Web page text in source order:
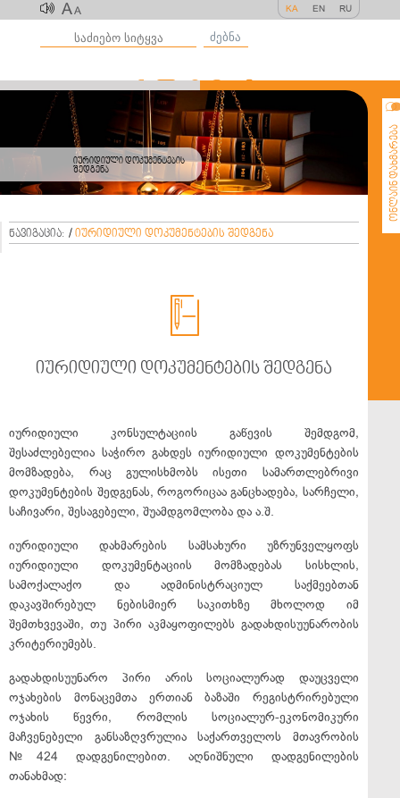
AA KA EN RU
ძებნა
იურიდიული დოკუმენტების
შედგენა
ონლაინ დახმარება
ნავიგაცია: / იურიდიული დოკუმენტების შედგენა

იურიდიული დოკუმენტების შედგენა
იურიდიული კონსულტაციის გაწევის შემდგომ,
შესაძლებელია საჭირო გახდეს იურიდიული დოკუმენტების
მომზადება, რაც გულისხმობს ისეთი სამართლებრივი
დოკუმენტების შედგენას, როგორიცაა განცხადება, სარჩელი,
საჩივარი, შესაგებელი, შუამდგომლობა და ა.შ.
იურიდიული დახმარების სამსახური უზრუნველყოფს
იურიდიული დოკუმენტაციის მომზადებას სისხლის,
სამოქალაქო და ადმინისტრაციულ საქმეებთან
დაკავშირებულ ნებისმიერ საკითხზე მხოლოდ იმ
შემთხვევაში, თუ პირი აკმაყოფილებს გადახდისუუნარობის
კრიტერიუმებს.
გადახდისუუნარო პირი არის სოციალურად დაუცველი
ოჯახების მონაცემთა ერთიან ბაზაში რეგისტრირებული
ოჯახის წევრი, რომლის სოციალურ-ეკონომიკური
მაჩვენებელი განსაზღვრულია საქართველოს მთავრობის
№424 დადგენილებით. აღნიშნული დადგენილების
თანახმად: